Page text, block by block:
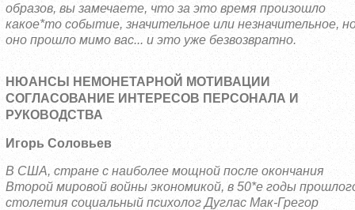
образов, вы замечаете, что за это время произошло
какое*то событие, значительное или незначительное,
оно прошло мимо вас... и это уже безвозвратно.
НЮАНСЫ НЕМОНЕТАРНОЙ МОТИВАЦИИ
СОГЛАСОВАНИЕ ИНТЕРЕСОВ ПЕРСОНАЛА И
РУКОВОДСТВА
Игорь Соловьев
В США, стране с наиболее мощной после окончания
Второй мировой войны экономикой, в 50*е годы
столетия социальный психолог Дуглас Мак-Грегор